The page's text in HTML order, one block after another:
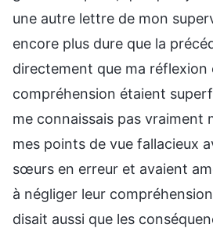
une autre lettre de mon
encore plus dure que la
directement que ma réflexion
compréhension étaient
me connaissais pas vraiment
mes points de vue fallacieux
sœurs en erreur et avaient
à négliger leur
disait aussi que les